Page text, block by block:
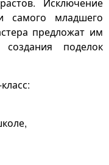
самого младшего
предложат им
поделок